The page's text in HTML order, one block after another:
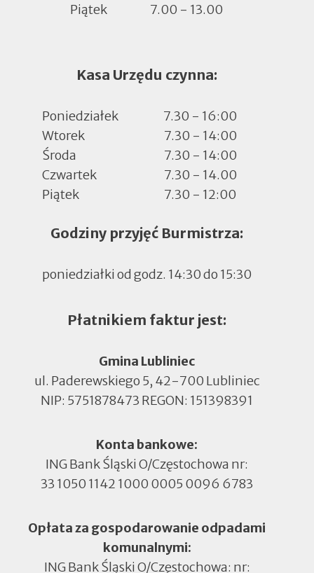
Piątek
7.00 - 13.00
Kasa Urzędu czynna:
Poniedziałek
7.30 - 16:00
Wtorek
7.30 - 14:00
Środa
7.30 - 14:00
Czwartek
7.30 - 14.00
Piątek
7.30 - 12:00
Godziny przyjęć Burmistrza:
poniedziałki od godz. 14:30 do 15:30
Płatnikiem faktur jest:
Gmina Lubliniec
ul. Paderewskiego 5, 42-700 Lubliniec
NIP: 5751878473 REGON: 151398391
Konta bankowe:
ING Bank Śląski O/Częstochowa nr:
33 1050 1142 1000 0005 0096 6783
Opłata za gospodarowanie odpadami
komunalnymi:
ING Bank Śląski O/Częstochowa: nr: